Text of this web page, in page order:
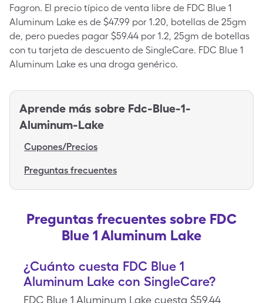
Fagron. El precio típico de venta libre de FDC Blue 1
Aluminum Lake es de $47.99 por 1.20, botellas de 25gm
de, pero puedes pagar $59.44 por 1.2, 25gm de botellas
con tu tarjeta de descuento de SingleCare. FDC Blue 1
Aluminum Lake es una droga genérico.
Aprende más sobre Fdc-Blue-1-
Aluminum-Lake
Cupones/Precios
Preguntas frecuentes
Preguntas frecuentes sobre FDC
Blue 1 Aluminum Lake
¿Cuánto cuesta FDC Blue 1
Aluminum Lake con SingleCare?
FDC Blue 1 Aluminum Lake cuesta $59.44